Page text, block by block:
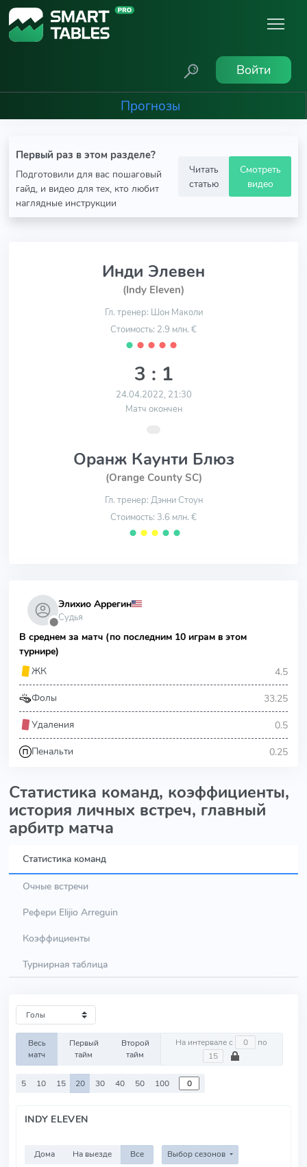
Войти
Прогнозы
Первый раз в этом разделе?
Подготовили для вас пошаговый
гайд, и видео для тех, кто любит
наглядные инструкции
Читать
статью
Смотреть
видео
Инди Элевен
(Indy Eleven)
Гл. тренер: Шон Маколи
Стоимость: 2.9 млн. €
⬤ ⬤ ⬤ ⬤ ⬤
3 : 1
24.04.2022, 21:30
Матч окончен
Оранж Каунти Блюз
(Orange County SC)
Гл. тренер: Дэнни Стоун
Стоимость: 3.6 млн. €
⬤ ⬤ ⬤ ⬤ ⬤
⬤
Элихио Аррегин
Судья
В среднем за матч (по последним 10 играм в этом
турнире)
ЖК
4.5
Фолы 33.25
Удаления 0.5
Пенальти 0.25
Статистика команд, коэффициенты,
история личных встреч, главный
арбитр матча
Статистика команд
Очные встречи
Рефери Elijio Arreguin
Коэффициенты
Турнирная таблица
Весь
матч
Первый
тайм
Второй
тайм
На интервале с по
5 10 15 20 30 40 50 100
INDY ELEVEN
Дома На выезде Все Выбор сезонов